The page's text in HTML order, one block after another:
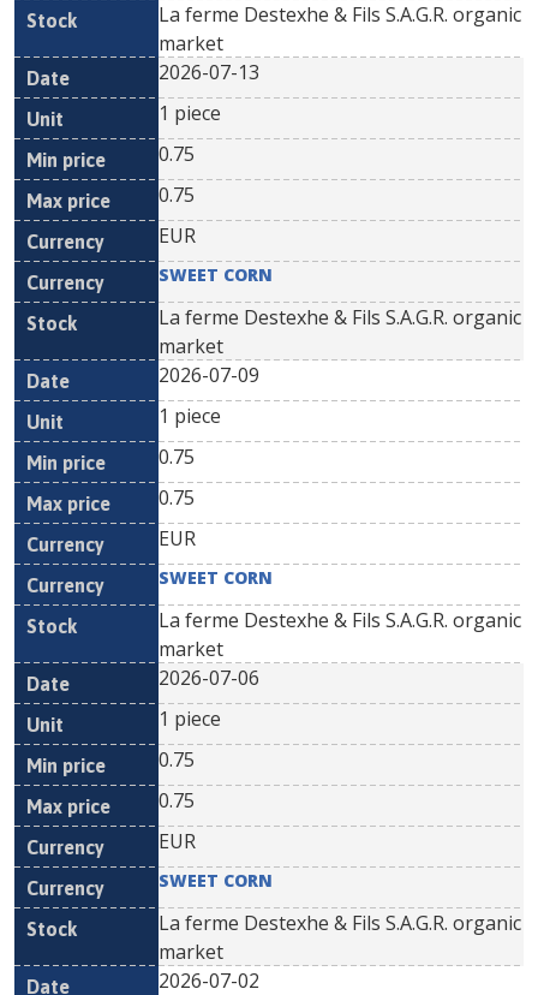
La ferme Destexhe & Fils S.A.G.R. organic
market
2026-07-13
1 piece
0.75
0.75
EUR
SWEET CORN
La ferme Destexhe & Fils S.A.G.R. organic
market
2026-07-09
1 piece
0.75
0.75
EUR
SWEET CORN
La ferme Destexhe & Fils S.A.G.R. organic
market
2026-07-06
1 piece
0.75
0.75
EUR
SWEET CORN
La ferme Destexhe & Fils S.A.G.R. organic
market
2026-07-02